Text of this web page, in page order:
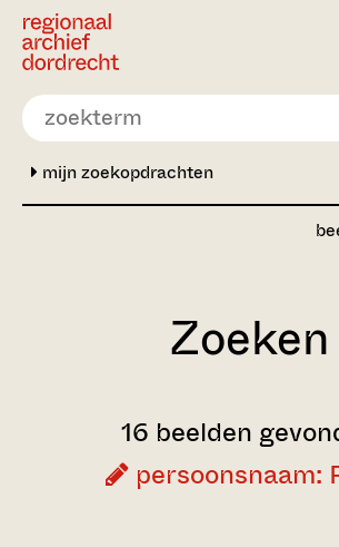
Ga direct naar de inhoud
mijn zoekopdrachten
Zoeken
16 beelden
persoonsnaam: